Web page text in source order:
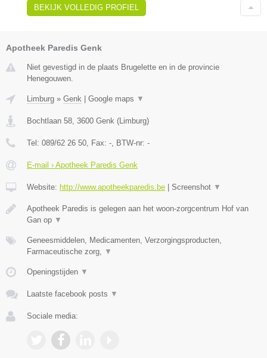
BEKIJK VOLLEDIG PROFIEL
Apotheek Paredis Genk
Niet gevestigd in de plaats Brugelette en in de provincie
Henegouwen.
Limburg » Genk Google maps ▼
Bochtlaan 58, 3600 Genk (Limburg)
Tel: 089/62 26 50, Fax: -, BTW-nr: -
E-mail › Apotheek Paredis Genk
Website: http://www.apotheekparedis.be Screenshot ▼
Apotheek Paredis is gelegen aan het woon-zorgcentrum Hof van
Gan op ▼
Geneesmiddelen, Medicamenten, Verzorgingsproducten,
Farmaceutische zorg, ▼
Openingstijden ▼
Laatste facebook posts ▼
Sociale media: